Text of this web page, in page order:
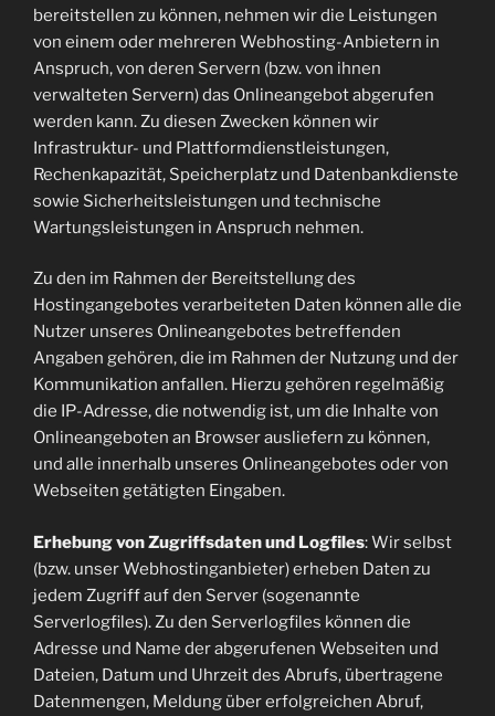
bereitstellen zu können, nehmen wir die Leistungen
von einem oder mehreren Webhosting-Anbietern in
Anspruch, von deren Servern (bzw. von ihnen
verwalteten Servern) das Onlineangebot abgerufen
werden kann. Zu diesen Zwecken können wir
Infrastruktur- und Plattformdienstleistungen,
Rechenkapazität, Speicherplatz und Datenbankdienste
sowie Sicherheitsleistungen und technische
Wartungsleistungen in Anspruch nehmen.
Zu den im Rahmen der Bereitstellung des
Hostingangebotes verarbeiteten Daten können alle die
Nutzer unseres Onlineangebotes betreffenden
Angaben gehören, die im Rahmen der Nutzung und der
Kommunikation anfallen. Hierzu gehören regelmäßig
die IP-Adresse, die notwendig ist, um die Inhalte von
Onlineangeboten an Browser ausliefern zu können,
und alle innerhalb unseres Onlineangebotes oder von
Webseiten getätigten Eingaben.
Erhebung von Zugriffsdaten und Logfiles: Wir selbst
(bzw. unser Webhostinganbieter) erheben Daten zu
jedem Zugriff auf den Server (sogenannte
Serverlogfiles). Zu den Serverlogfiles können die
Adresse und Name der abgerufenen Webseiten und
Dateien, Datum und Uhrzeit des Abrufs, übertragene
Datenmengen, Meldung über erfolgreichen Abruf,